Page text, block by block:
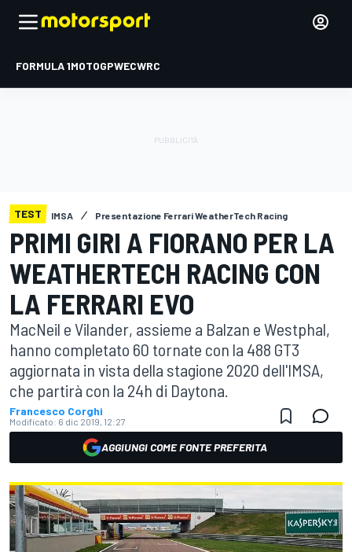
FORMULA 1MOTOGPWECWRC
TEST IMSA Presentazione Ferrari WeatherTech Racing
PRIMI GIRI A FIORANO PER LA
WEATHERTECH RACING CON
LA FERRARI EVO
MacNeil e Vilander, assieme a Balzan e Westphal,
hanno completato 60 tornate con la 488 GT3
aggiornata in vista della stagione 2020 dell'IMSA,
che partirà con la 24h di Daytona.
Francesco Corghi
Modificato: 6 dic 2019, 12:27
AGGIUNGI COME FONTE PREFERITA